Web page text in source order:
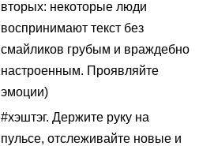
вторых: некоторые люди
воспринимают текст без
смайликов грубым и враждебно
настроенным. Проявляйте
эмоции)
#хэштэг. Держите руку на
пульсе, отслеживайте новые и